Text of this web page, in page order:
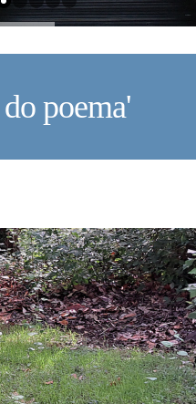
poema'